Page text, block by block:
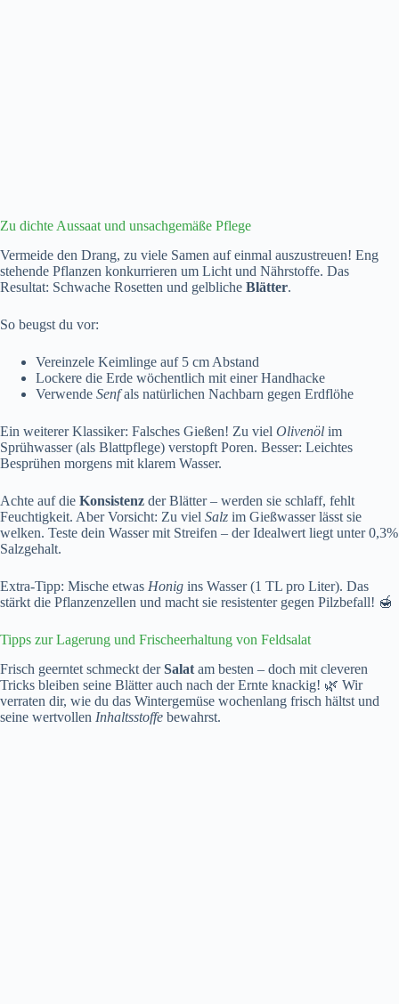
Zu dichte Aussaat und unsachgemäße Pflege
Vermeide den Drang, zu viele Samen auf einmal auszustreuen! Eng
stehende Pflanzen konkurrieren um Licht und Nährstoffe. Das
Resultat: Schwache Rosetten und gelbliche Blätter.
So beugst du vor:
Vereinzele Keimlinge auf 5 cm Abstand
Lockere die Erde wöchentlich mit einer Handhacke
Verwende Senfals natürlichen Nachbarn gegen Erdflöhe
Ein weiterer Klassiker: Falsches Gießen! Zu viel Olivenöl im
Sprühwasser (als Blattpflege) verstopft Poren. Besser: Leichtes
Besprühen morgens mit klarem Wasser.
Achte auf die Konsistenz der Blätter – werden sie schlaff, fehlt
Feuchtigkeit. Aber Vorsicht: Zu viel Salz im Gießwasser lässt sie
welken. Teste dein Wasser mit Streifen – der Idealwert liegt unter 0,3%
Salzgehalt.
Extra-Tipp: Mische etwas Honig ins Wasser (1 TL pro Liter). Das
stärkt die Pflanzenzellen und macht sie resistenter gegen Pilzbefall! 🍯
Tipps zur Lagerung und Frischeerhaltung von Feldsalat
Frisch geerntet schmeckt derSalat am besten – doch mit cleveren
Tricks bleiben seine Blätter auch nach der Ernte knackig! 🌿 Wir
verraten dir, wie du das Wintergemüse wochenlang frisch hältst und
seine wertvollen Inhaltsstoffe bewahrst.